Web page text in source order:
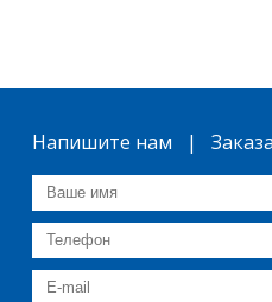
Напишите нам |